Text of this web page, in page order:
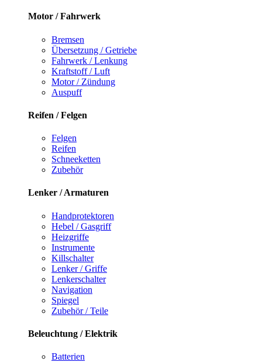
Motor / Fahrwerk
Bremsen
Übersetzung / Getriebe
Fahrwerk / Lenkung
Kraftstoff / Luft
Motor / Zündung
Auspuff
Reifen / Felgen
Felgen
Reifen
Schneeketten
Zubehör
Lenker / Armaturen
Handprotektoren
Hebel / Gasgriff
Heizgriffe
Instrumente
Killschalter
Lenker / Griffe
Lenkerschalter
Navigation
Spiegel
Zubehör / Teile
Beleuchtung / Elektrik
Batterien